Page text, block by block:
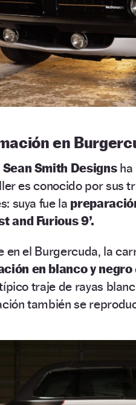
en
Sean Smith Designsha
es conocido por sus
suya fue la
and Furious 9’.
en el Burgercuda, la
en blanco y negro
traje de rayas
también se